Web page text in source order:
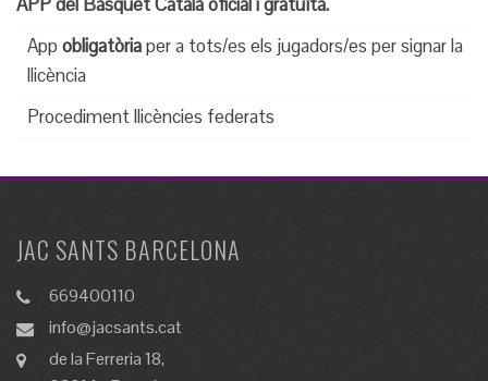
App obligatòriaper a tots/es els jugadors/es per signar la
llicència
Procediment llicències federats
JAC SANTS BARCELONA
669400110
info@jacsants.cat
de la Ferreria 18,